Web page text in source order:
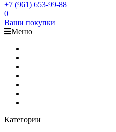
+7 (961) 653-99-88
0
Ваши покупки
Меню
Категории